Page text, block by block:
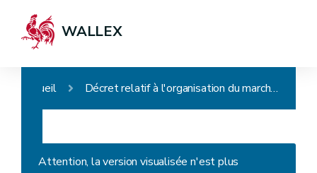
WALLEX
Accueil Décret relatif à l'organisation du marché régional de l'électricité
Attention, la version visualisée n'est plus